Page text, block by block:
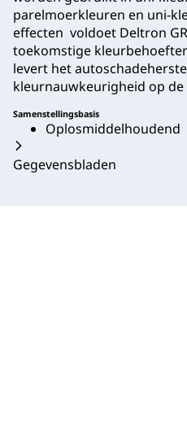
parelmoerkleuren en uni-
effecten voldoet Deltron
toekomstige
levert het
kleurnauwkeurigheid op
Samenstellingsbasis
Oplosmiddelhoudend
Gegevensbladen